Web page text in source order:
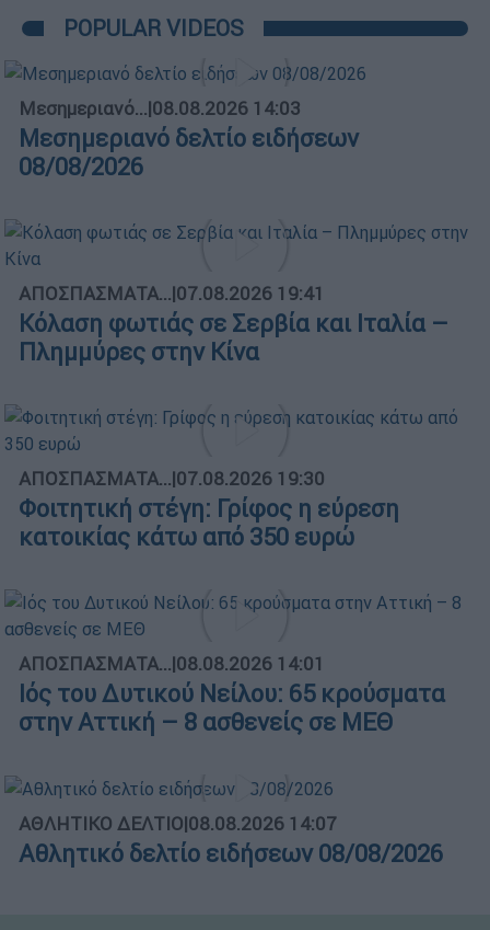
POPULAR VIDEOS
Μεσημεριανό...|08.08.2026 14:03
Μεσημεριανό δελτίο ειδήσεων
08/08/2026
ΑΠΟΣΠΑΣΜΑΤΑ...|07.08.2026 19:41
Κόλαση φωτιάς σε Σερβία και Ιταλία –
Πλημμύρες στην Κίνα
ΑΠΟΣΠΑΣΜΑΤΑ...|07.08.2026 19:30
Φοιτητική στέγη: Γρίφος η εύρεση
κατοικίας κάτω από 350 ευρώ
ΑΠΟΣΠΑΣΜΑΤΑ...|08.08.2026 14:01
Ιός του Δυτικού Νείλου: 65 κρούσματα
στην Αττική – 8 ασθενείς σε ΜΕΘ
ΑΘΛΗΤΙΚΟ ΔΕΛΤΙΟ|08.08.2026 14:07
Αθλητικό δελτίο ειδήσεων 08/08/2026